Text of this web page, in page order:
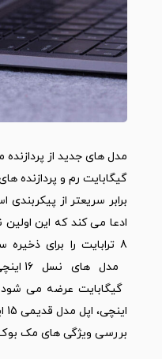
برابر سریعتر از پیکربندی
ادعا می کند که این
8 ترابایت را برای
گیگابایت عرضه می
اینچی، اپل مدل قدیمی 15 اینچی خود را متوقف کرد.
بررسی ویژگی های مک بوک پرو 16